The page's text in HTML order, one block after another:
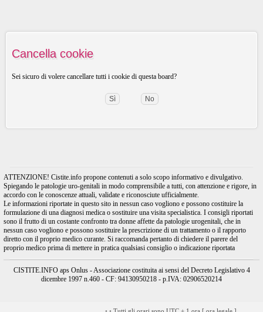
Cancella cookie
Sei sicuro di volere cancellare tutti i cookie di questa board?
ATTENZIONE! Cistite.info propone contenuti a solo scopo informativo e divulgativo.
Spiegando le patologie uro-genitali in modo comprensibile a tutti, con attenzione e rigore, in
accordo con le conoscenze attuali, validate e riconosciute ufficialmente.
Le informazioni riportate in questo sito in nessun caso vogliono e possono costituire la
formulazione di una diagnosi medica o sostituire una visita specialistica. I consigli riportati
sono il frutto di un costante confronto tra donne affette da patologie urogenitali, che in
nessun caso vogliono e possono sostituire la prescrizione di un trattamento o il rapporto
diretto con il proprio medico curante. Si raccomanda pertanto di chiedere il parere del
proprio medico prima di mettere in pratica qualsiasi consiglio o indicazione riportata
CISTITE.INFO aps Onlus - Associazione costituita ai sensi del Decreto Legislativo 4
dicembre 1997 n.460 - CF: 94130950218 - p.IVA: 02906520214